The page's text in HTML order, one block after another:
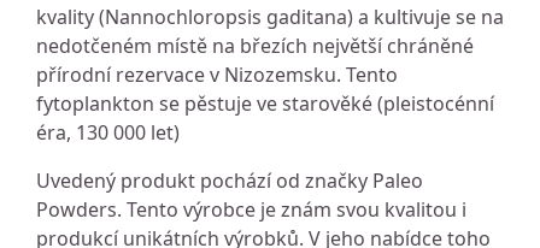
kvality (Nannochloropsis gaditana) a kultivuje se na
nedotčeném místě na březích největší chráněné
přírodní rezervace v Nizozemsku. Tento
fytoplankton se pěstuje ve starověké (pleistocénní
éra, 130 000 let)
Uvedený produkt pochází od značky Paleo
Powders. Tento výrobce je znám svou kvalitou i
produkcí unikátních výrobků. V jeho nabídce toho